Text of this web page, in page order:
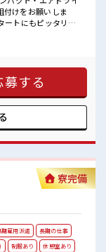
も豊富★
レシイPoint☆
付けをお願いしま
備！ 寮費は無料な
募できちゃう！ 自分
生活に便利な家電
カラーOKで自由な
れば基本的に自由！
ので毎日の服装の
通勤もOK！ ≪食堂
る休憩室あり！ オン
！ 安心してお仕事に
募する
寮完備
期雇用派遣
長期の仕事
制服あり
休憩室あり